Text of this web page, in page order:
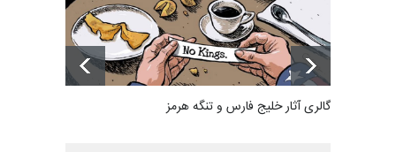
گالری آثار خلیج فارس و تنگه هرمز